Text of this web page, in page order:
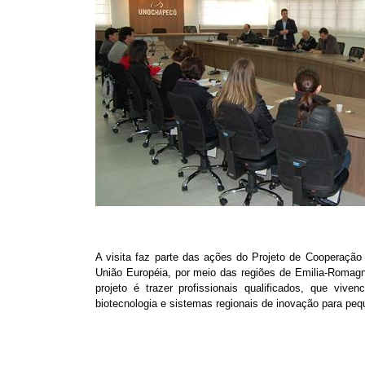
A visita faz parte das ações do Projeto de
União Européia, por meio das regiões de Emilia-
projeto é trazer profissionais qualificados, que
biotecnologia e sistemas regionais de inovação para